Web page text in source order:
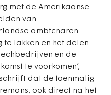
met de Amerikaanse
van
ambtenaren.
te lakken en het delen
en de
te voorkomen’,
dat de toenmalig
ook direct na het